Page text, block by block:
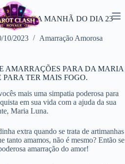
DA MANHÃ DO DIA 23
10/2023 Amarração Amorosa
AMARRAÇÕES PARA DA MARIA
PARA TER MAIS FOGO.
mais uma simpatia poderosa para
em sua vida com a ajuda da sua
Maria Luna.
extra quando se trata de artimanhas
tanto amamos, não é mesmo? Então se
amarração do amor!